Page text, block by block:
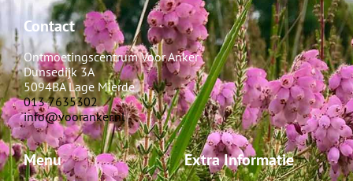
Contact
Ontmoetingscentrum Voor Anker
Dunsedijk 3A
5094BA Lage Mierde
013 7635302
info@vooranker.nl
Menu Extra Informatie